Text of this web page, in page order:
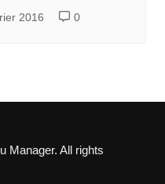
2016 0
Manager. All rights